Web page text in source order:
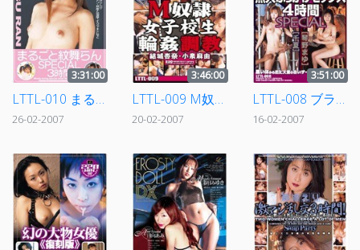
3:31:00
LTTL-010 まるごと紋舞らんSPECIAL3時間
26-02-2007
3:46:00
LTTL-009 M奴隷女子校生 輪姦調教
20-02-2007
3:51:00
LTTL-008 ブラックザーメン 黒人ぶっかけセックス 4時間SPECIAL
16-02-2007